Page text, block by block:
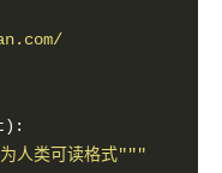
人类可读格式"""